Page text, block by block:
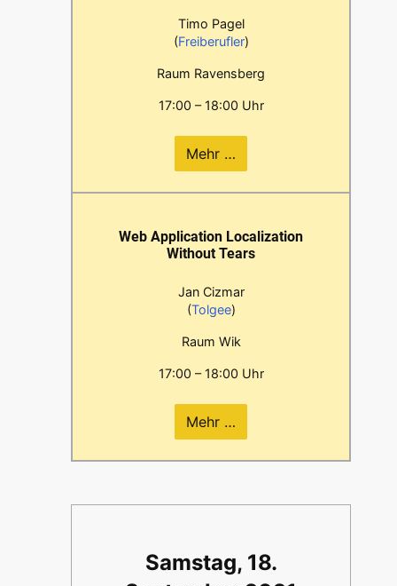
Timo Pagel
(Freiberufler)
Raum Ravensberg
17:00 – 18:00 Uhr
Mehr …
Web Application Localization
Without Tears
Jan Cizmar
(Tolgee)
Raum Wik
17:00 – 18:00 Uhr
Mehr …
Samstag, 18.